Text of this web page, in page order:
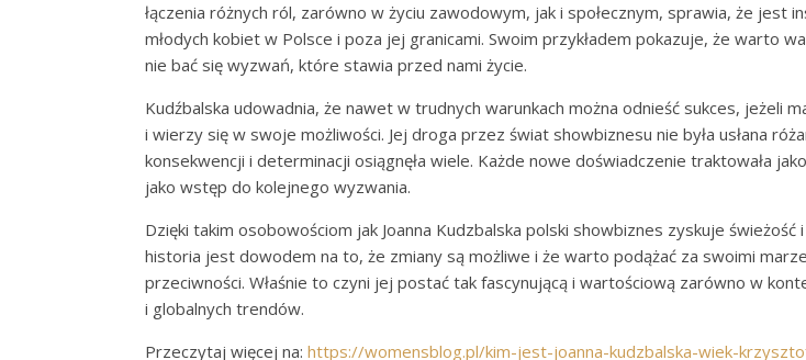
łączenia różnych ról, zarówno w życiu zawodowym, jak i społecznym, sprawia, że jest
młodych kobiet w Polsce i poza jej granicami. Swoim przykładem pokazuje, że warto
nie bać się wyzwań, które stawia przed nami życie.
Kudźbalska udowadnia, że nawet w trudnych warunkach można odnieść sukces, jeżeli
i wierzy się w swoje możliwości. Jej droga przez świat showbiznesu nie była usłana
konsekwencji i determinacji osiągnęła wiele. Każde nowe doświadczenie traktowała
jako wstęp do kolejnego wyzwania.
Dzięki takim osobowościom jak Joanna Kudzbalska polski showbiznes zyskuje
historia jest dowodem na to, że zmiany są możliwe i że warto podążać za swoimi
przeciwności. Właśnie to czyni jej postać tak fascynującą i wartościową zarówno w
i globalnych trendów.
Przeczytaj więcej na: https://womensblog.pl/kim-jest-joanna-kudzbalska-wiek-